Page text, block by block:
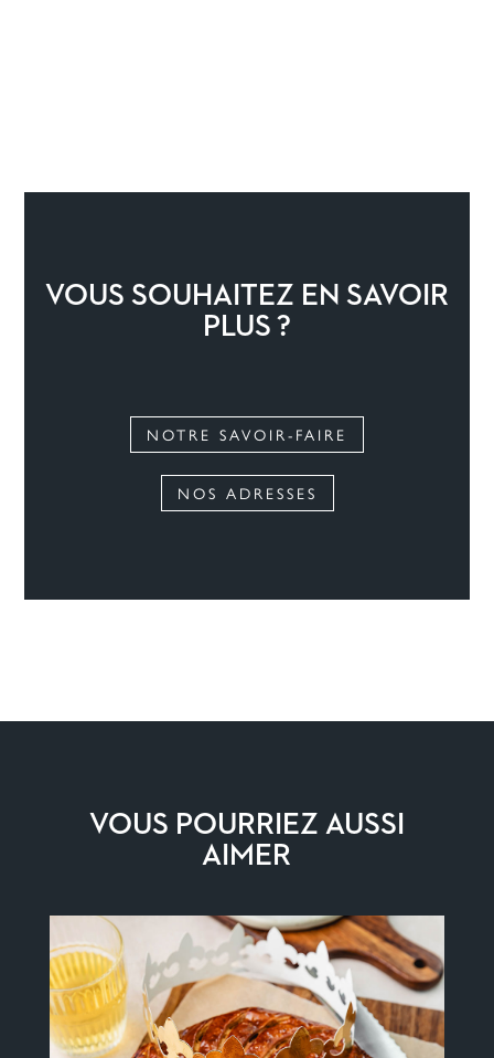
VOUS SOUHAITEZ EN SAVOIR
PLUS ?
NOTRE SAVOIR-FAIRE
NOS ADRESSES
VOUS POURRIEZ AUSSI
AIMER